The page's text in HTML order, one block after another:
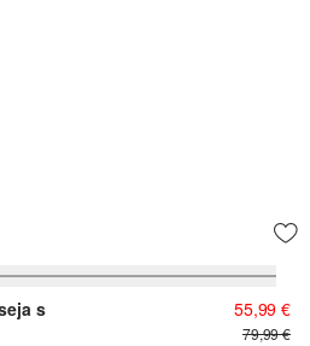
s
55,99 €
79,99 €